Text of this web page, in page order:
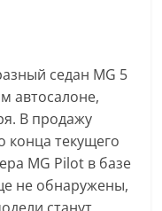
седан MG 5
автосалоне,
В продажу
конца текущего
MG Pilot в базе
не обнаружены,
станут